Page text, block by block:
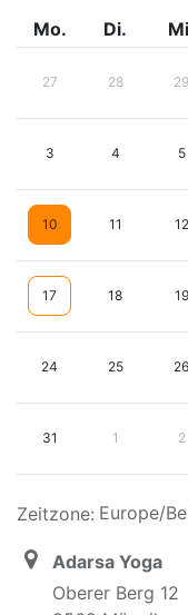
Mo. Di.
27 28 29
3 4 5
10 11 12
17 18 19
24 25 26
31 1 2
Zeitzone:
Adarsa Yoga
Oberer Berg 12